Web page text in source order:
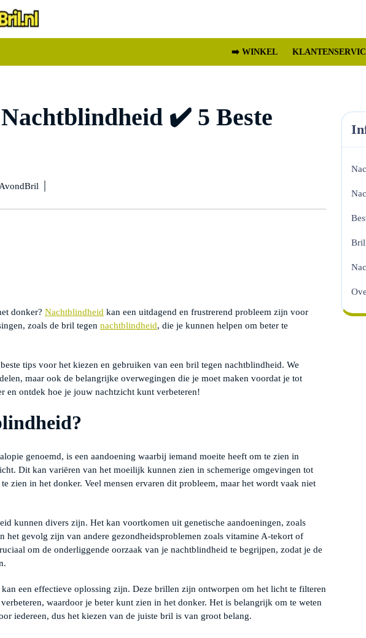
➡️ WINKEL
✔️ 5 Beste
AvondBril Bril
Nachtblindheid
|
donker? Nachtblindheid kan een uitdagend en frustrerend probleem zijn voor
zoals de bril tegen nachtblindheid, die je kunnen helpen om beter te
tips voor het kiezen en gebruiken van een bril tegen nachtblindheid. We
maar ook de belangrijke overwegingen die je moet maken voordat je tot
en ontdek hoe je jouw nachtzicht kunt verbeteren!
genoemd, is een aandoening waarbij iemand moeite heeft om te zien in
Dit kan variëren van het moeilijk kunnen zien in schemerige omgevingen tot
zien in het donker. Veel mensen ervaren dit probleem, maar het wordt vaak niet
kunnen divers zijn. Het kan voortkomen uit genetische aandoeningen, zoals
het gevolg zijn van andere gezondheidsproblemen zoals vitamine A-tekort of
om de onderliggende oorzaak van je nachtblindheid te begrijpen, zodat je de
een effectieve oplossing zijn. Deze brillen zijn ontworpen om het licht te filteren
waardoor je beter kunt zien in het donker. Het is belangrijk om te weten
iedereen, dus het kiezen van de juiste bril is van groot belang.
Bril